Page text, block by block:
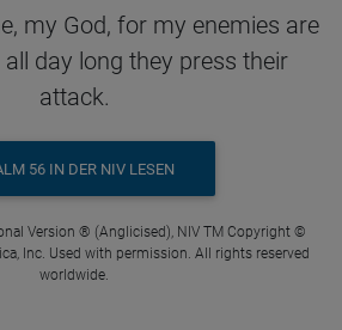
my God, for my enemies are
day long they press their
attack.
56 IN DER NIV LESEN
Version ® (Anglicised), NIV TM Copyright ©
Inc. Used with permission. All rights reserved
worldwide.